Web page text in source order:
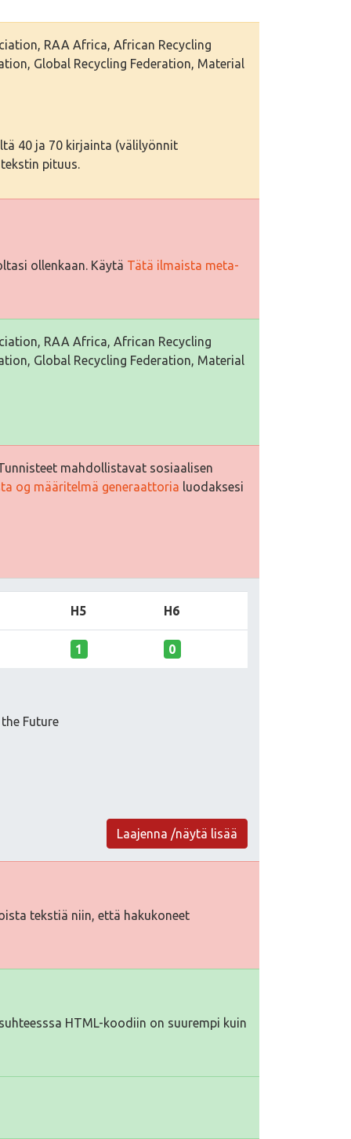
RAA Africa, African Recycling
Global Recycling Federation, Material
40 ja 70 kirjainta (välilyönnit
pituus.
ollenkaan. Käytä Tätä ilmaista meta-
RAA Africa, African Recycling
Global Recycling Federation, Material
mahdollistavat sosiaalisen
og määritelmä generaattoria luodaksesi
H5 H6
1 0
the Future
Laajenna /näytä lisää
tekstiä niin, että hakukoneet
HTML-koodiin on suurempi kuin